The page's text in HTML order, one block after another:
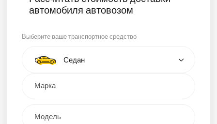
автомобиля автовозом
Выберите ваше транспортное средство
Тип автомобиля
Седан
Кроссовер